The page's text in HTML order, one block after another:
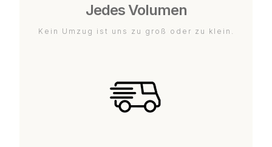
Jedes Volumen
Kein Umzug ist uns zu groß oder zu klein.